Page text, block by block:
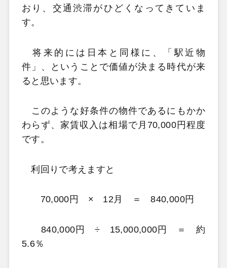
おり、交通渋滞がひどくなってきていま
す。
将来的には日本と同様に、「駅近物
件」、ということで価値が決まる時代が来
ると思います。
このような好条件の物件であるにもかか
わらず、家賃収入は相場で月70,000円程度
です。
利回りで考えますと
70,000円 × 12月 ＝ 840,000円
840,000円 ÷ 15,000,000円 ＝ 約
5.6％